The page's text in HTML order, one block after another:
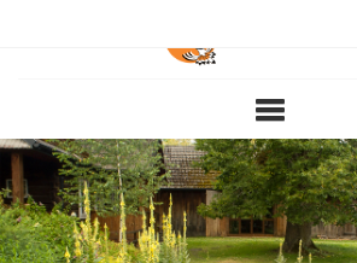
ABOUT US
ATTRACTIONS
ACCOMMODATION